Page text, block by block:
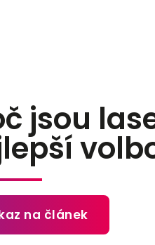
jsou
na článek